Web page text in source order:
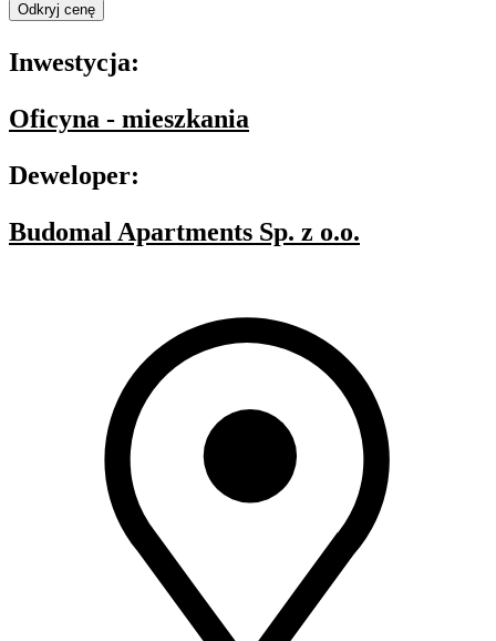
Odkryj cenę
Inwestycja:
Oficyna - mieszkania
Deweloper:
Budomal Apartments Sp. z o.o.